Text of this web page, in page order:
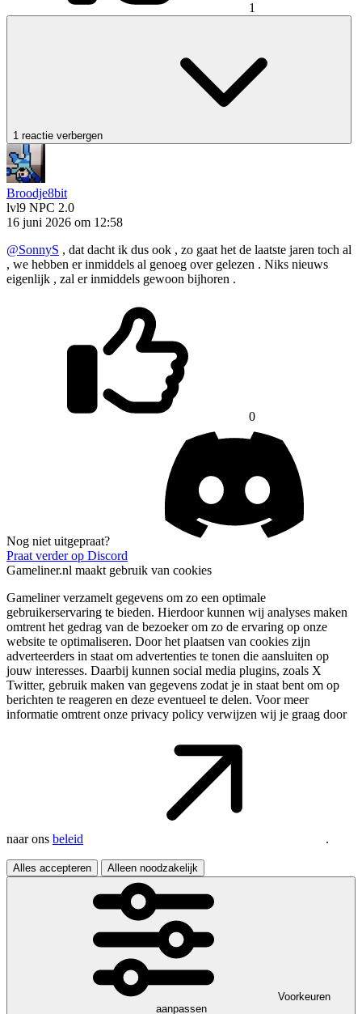
1
1 reactie verbergen
Broodje8bit
lvl9 NPC 2.0
16 juni 2026 om 12:58
@SonnyS , dat dacht ik dus ook , zo gaat het de laatste jaren toch al
, we hebben er inmiddels al genoeg over gelezen . Niks nieuws
eigenlijk , zal er inmiddels gewoon bijhoren .
0
Nog niet uitgepraat?
Praat verder op Discord
Gameliner.nl maakt gebruik van cookies
Gameliner verzamelt gegevens om zo een optimale
gebruikerservaring te bieden. Hierdoor kunnen wij analyses maken
omtrent het gedrag van de bezoeker om zo de ervaring op onze
website te optimaliseren. Door het plaatsen van cookies zijn
adverteerders in staat om advertenties te tonen die aansluiten op
jouw interesses. Daarbij kunnen social media plugins, zoals X
Twitter, gebruik maken van gegevens zodat je in staat bent om op
berichten te reageren en deze eventueel te delen. Voor meer
informatie omtrent onze privacy policy verwijzen wij je graag door
naar ons beleid .
Alles accepteren Alleen noodzakelijk
Voorkeuren
aanpassen